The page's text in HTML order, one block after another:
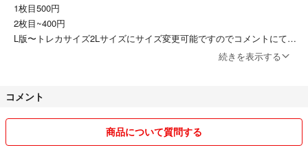
1枚目500円
2枚目~400円
L版〜トレカサイズ2Lサイズにサイズ変更可能ですのでコメントにて御
２枚以上御購入の場合1枚プレゼント
⚠️撮影写真は照明の関係で色に多少の誤差がある場合がございます。
続きを表示する
コメント
商品について質問する